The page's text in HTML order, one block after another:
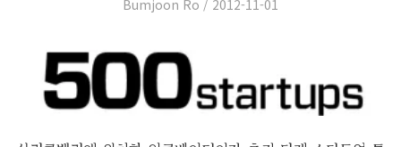
Bumjoon Ro 2012-11-01